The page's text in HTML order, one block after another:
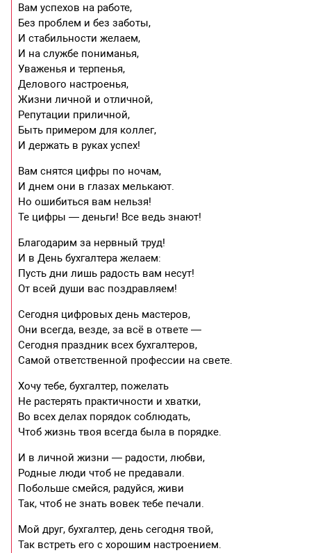
Вам успехов на работе,
Без проблем и без заботы,
И стабильности желаем,
И на службе пониманья,
Уваженья и терпенья,
Делового настроенья,
Жизни личной и отличной,
Репутации приличной,
Быть примером для коллег,
И держать в руках успех!
Вам снятся цифры по ночам,
И днем они в глазах мелькают.
Но ошибиться вам нельзя!
Те цифры — деньги! Все ведь знают!
Благодарим за нервный труд!
И в День бухгалтера желаем:
Пусть дни лишь радость вам несут!
От всей души вас поздравляем!
Сегодня цифровых день мастеров,
Они всегда, везде, за всё в ответе —
Сегодня праздник всех бухгалтеров,
Самой ответственной профессии на свете.
Хочу тебе, бухгалтер, пожелать
Не растерять практичности и хватки,
Во всех делах порядок соблюдать,
Чтоб жизнь твоя всегда была в порядке.
И в личной жизни — радости, любви,
Родные люди чтоб не предавали.
Побольше смейся, радуйся, живи
Так, чтоб не знать вовек тебе печали.
Мой друг, бухгалтер, день сегодня твой,
Так встреть его с хорошим настроением.